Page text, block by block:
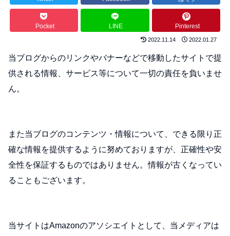
Pocket LINE Pinterest
2022.11.14 2022.01.27
当ブログからのリンクやバナーなどで移動したサイトで提
供される情報、サービス等について一切の責任を負いませ
ん。
また当ブログのコンテンツ・情報について、できる限り正
確な情報を提供するように努めておりますが、正確性や安
全性を保証するものではありません。情報が古くなってい
ることもございます。
当サイトはAmazonのアソシエイトとして、当メディアは